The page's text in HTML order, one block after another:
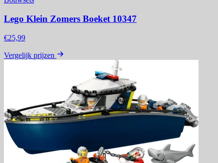
Lego Klein Zomers Boeket 10347
€25,99
Vergelijk prijzen